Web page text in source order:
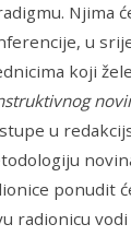
Njima
u
koji
u
ponudit
radionicu